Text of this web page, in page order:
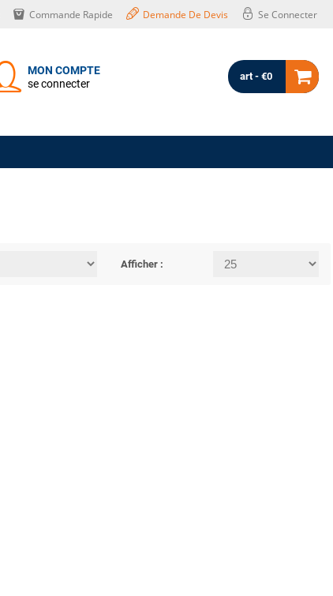
Commande Rapide Demande De Devis Se Connecter
MON COMPTE
se connecter
art - €0
Afficher :